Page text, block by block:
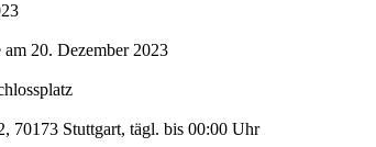
20. Dezember 2023
70173 Stuttgart, tägl. bis 00:00 Uhr